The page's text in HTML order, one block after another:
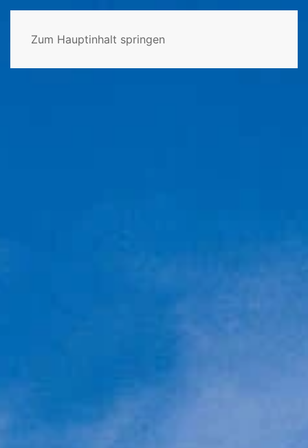
Zum Hauptinhalt springen